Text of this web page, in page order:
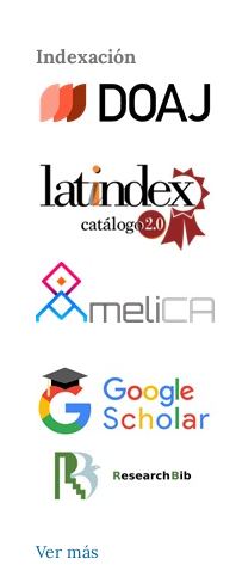
Indexación
Ver más